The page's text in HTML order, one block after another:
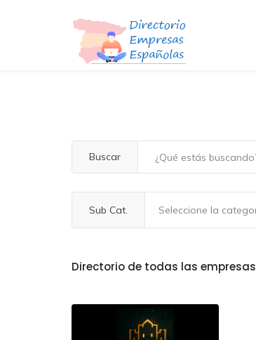
Buscar
Sub Cat.
Directorio de todas las empresas